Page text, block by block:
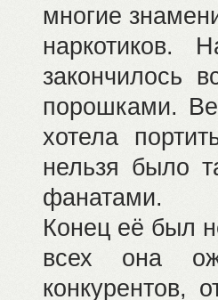
многие
наркотиков.
закончилось
порошками.
хотела
нельзя было
фанатами.
Конец её был
всех она
конкурентов,